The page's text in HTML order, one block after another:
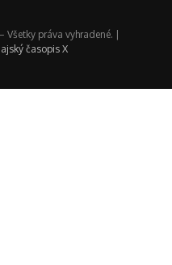
práva vyhradené. |
časopis X